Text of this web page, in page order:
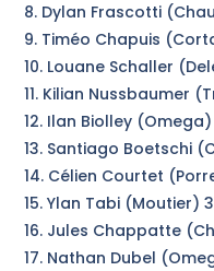
8. Dylan Frascotti
9. Timéo Chapuis
10. Louane Schaller
11. Kilian Nussbaumer
12. Ilan Biolley
13. Santiago Boetschi
14. Célien Courtet
15. Ylan Tabi (Moutier)
16. Jules Chappatte
17. Nathan Dubel